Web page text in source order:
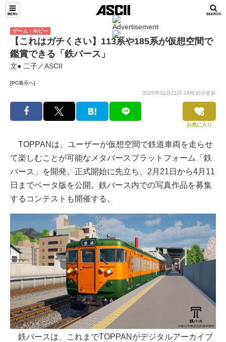
ゲーム・ホビー
【これはガチくさい】113系や185系が仮想空間で
鑑賞できる「鉄バース」
文● 二子／ASCII
[PC表示へ]
2025年02月21日 16時30分更新
お気に入り
TOPPANは、ユーザーが仮想空間で鉄道車両を走らせ
て楽しむことが可能なメタバースプラットフォーム「鉄
バース」を開発。正式開始に先立ち、2月21日から4月11
日までベータ版を公開。鉄バース内での写真作品を募集
するコンテストも開催する。
鉄バースは、これまでTOPPANがデジタルアーカイブ